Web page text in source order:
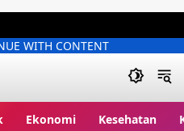
WITH CONTENT
Ekonomi Kesehatan